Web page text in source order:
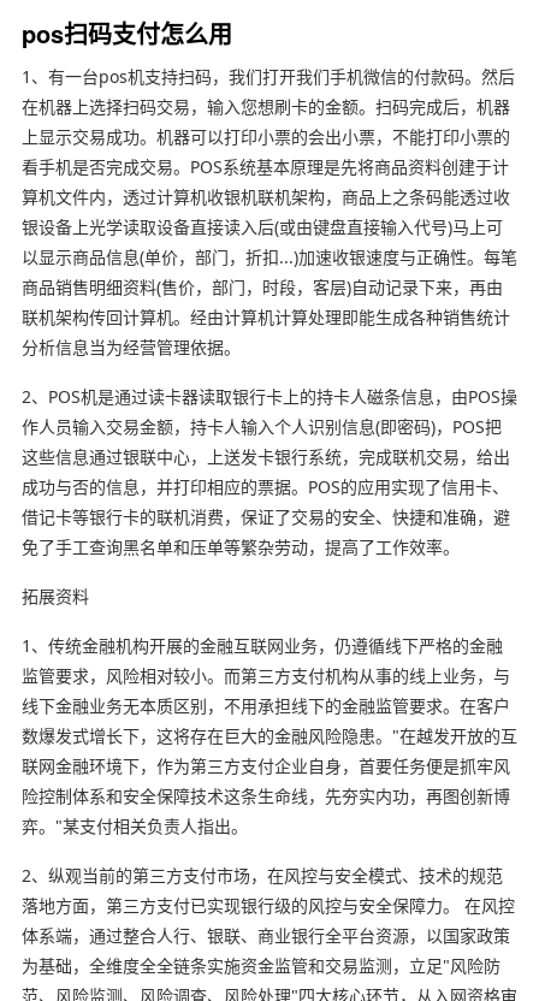
pos扫码支付怎么用
1、有一台pos机支持扫码，我们打开我们手机微信的付款码。然后
在机器上选择扫码交易，输入您想刷卡的金额。扫码完成后，机器
上显示交易成功。机器可以打印小票的会出小票，不能打印小票的
看手机是否完成交易。POS系统基本原理是先将商品资料创建于计
算机文件内，透过计算机收银机联机架构，商品上之条码能透过收
银设备上光学读取设备直接读入后(或由键盘直接输入代号)马上可
以显示商品信息(单价，部门，折扣...)加速收银速度与正确性。每笔
商品销售明细资料(售价，部门，时段，客层)自动记录下来，再由
联机架构传回计算机。经由计算机计算处理即能生成各种销售统计
分析信息当为经营管理依据。
2、POS机是通过读卡器读取银行卡上的持卡人磁条信息，由POS操
作人员输入交易金额，持卡人输入个人识别信息(即密码)，POS把
这些信息通过银联中心，上送发卡银行系统，完成联机交易，给出
成功与否的信息，并打印相应的票据。POS的应用实现了信用卡、
借记卡等银行卡的联机消费，保证了交易的安全、快捷和准确，避
免了手工查询黑名单和压单等繁杂劳动，提高了工作效率。
拓展资料
1、传统金融机构开展的金融互联网业务，仍遵循线下严格的金融
监管要求，风险相对较小。而第三方支付机构从事的线上业务，与
线下金融业务无本质区别，不用承担线下的金融监管要求。在客户
数爆发式增长下，这将存在巨大的金融风险隐患。"在越发开放的互
联网金融环境下，作为第三方支付企业自身，首要任务便是抓牢风
险控制体系和安全保障技术这条生命线，先夯实内功，再图创新博
弈。"某支付相关负责人指出。
2、纵观当前的第三方支付市场，在风控与安全模式、技术的规范
落地方面，第三方支付已实现银行级的风控与安全保障力。 在风控
体系端，通过整合人行、银联、商业银行全平台资源，以国家政策
为基础，全维度全全链条实施资金监管和交易监测，立足"风险防
范、风险监测、风险调查、风险处理"四大核心环节，从入网资格审